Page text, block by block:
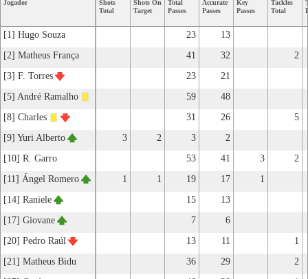
Jogador
Shots
Total
Shots On
Target
Total
Passes
Accurate
Passes
Key
Passes
Tackles
Total
[1] Hugo Souza 23
13
[2] Matheus França
41 32
2
[3] F. Torres
23
21
[5] André Ramalho
59
48
[8] Charles
31 26
5
[9] Yuri Alberto
3 2 3
2
[10] R. Garro
53 41 3
2
[11] Ángel Romero
1 1 19 17
1
[14] Raniele
15
13
[17] Giovane
7
6
[20] Pedro Raúl
13 11
1
[21] Matheus Bidu
36 29
2